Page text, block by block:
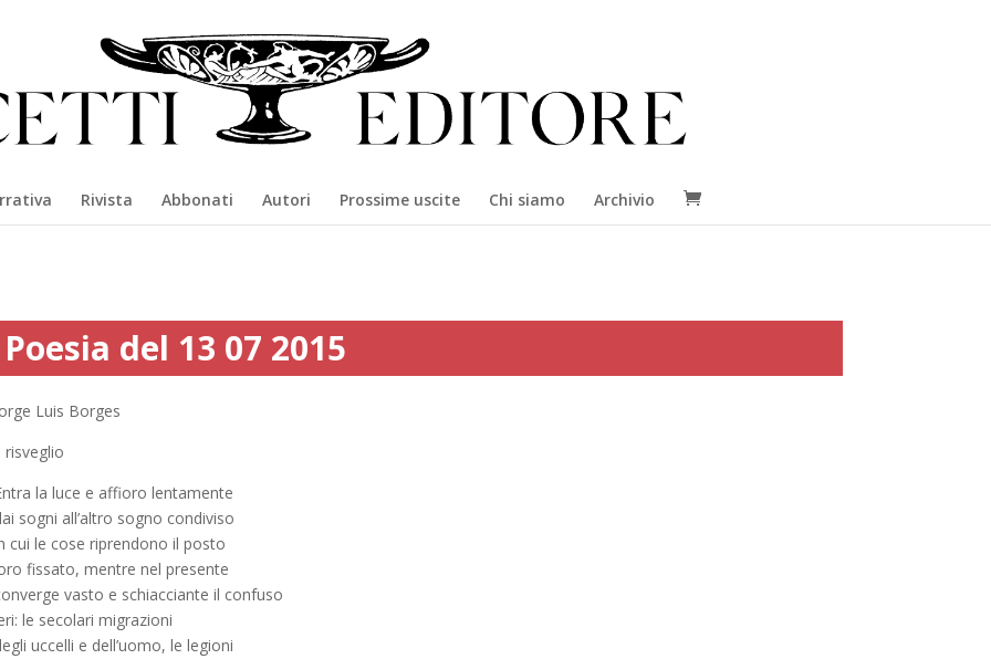
Rivista Abbonati Autori Prossime uscite Chi siamo Archivio
Poesia del 13 07 2015
Luis Borges
risveglio
la luce e affioro lentamente
sogni all’altro sogno condiviso
cui le cose riprendono il posto
fissato, mentre nel presente
vasto e schiacciante il confuso
le secolari migrazioni
uccelli e dell’uomo, le legioni